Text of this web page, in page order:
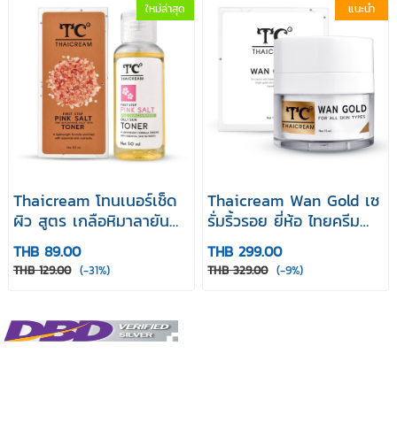
ใหม่ล่าสุด
Thaicream โทนเนอร์เช็ด
ผิว สูตร เกลือหิมาลายัน
ไทยครีม โทนเนอร์ First
Step Pink Salt And
Niacinamide Oilly Skin
THB 89.00
THB 129.00 (-31%)
แนะนำ
Thaicream Wan Gold เซ
รั่มริ้วรอย ยี่ห้อ ไทยครีม
ว่านโกลด์ เซรั่ม บำรุงหน้า
เซรั่มคอลลาเจน
THB 299.00
THB 329.00 (-9%)